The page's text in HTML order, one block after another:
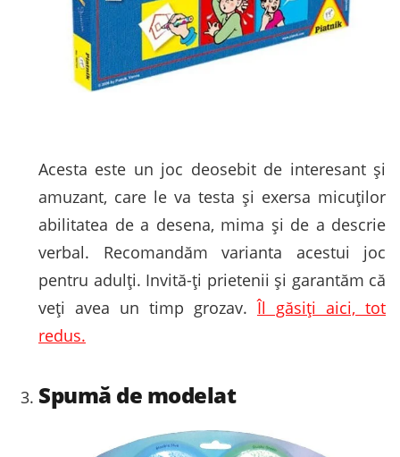
Acesta este un joc deosebit de interesant și
amuzant, care le va testa și exersa micuților
abilitatea de a desena, mima și de a descrie
verbal. Recomandăm varianta acestui joc
pentru adulți. Invită-ți prietenii și garantăm că
veți avea un timp grozav.Îl găsiți aici, tot
redus.
Spumă de modelat